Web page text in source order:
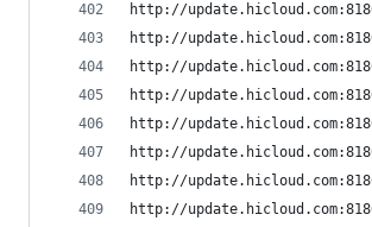
http://
http://
http://
http://
http://
http://
http://
http://